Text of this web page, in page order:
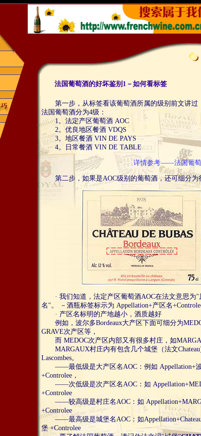
法国葡萄酒的好坏鉴别1－如何看标签
第一步，从标签看该葡萄酒所属的级别前文讲过
法国葡萄酒分为4级：
1。法定产区葡萄酒 AOC
2。优良地区餐酒 VDQS
3。地区餐酒 VIN DE PAYS
4。日常餐酒 VIN DE TABLE
详情参考——法国葡萄
第二步，如果是AOC级别的葡萄酒，还可细分为
· 我们知道，法定产区葡萄酒AOC在法文意思为"
名"。 －酒瓶标签标示为 Appellation+产区名
· 产区名标明的产地越小，酒质越好
例如，波尔多Bordeaux大产区下面可细分为
GRAVE次产区等，
而 MEDOC次产区内部又有很多村庄，如
MARGAUX村庄内有包含几个城堡（法文Chateau)
Lascombes。
——最低级是大产区名AOC：例如 Appellation+
+Controlee，
——次低级是次产区名AOC：如
+Controlee
——较高级是村庄名AOC：如
+Controlee
——最高级是城堡名AOC：如Appellation+Chateau
堡 +Controlee